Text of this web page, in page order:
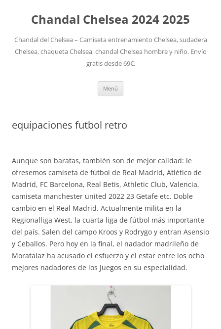
Chandal Chelsea 2024 2025
Chandal del Chelsea – Camiseta entrenamiento Chelsea, sudadera
Chelsea, chaqueta Chelsea, chandal Chelsea hombre y niño. Envío
gratis desde 69€.
Menú
equipaciones futbol retro
Aunque son baratas, también son de mejor calidad: le
ofresemos camiseta de fútbol de Real Madrid, Atlético de
Madrid, FC Barcelona, Real Betis, Athletic Club, Valencia,
camiseta manchester united 2022 23 Getafe etc. Doble
cambio en el Real Madrid. Actualmente milita en la
Regionalliga West, la cuarta liga de fútbol más importante
del país. Salen del campo Kroos y Rodrygo y entran Asensio
y Ceballos. Pero hoy en la final, el nadador madrileño de
Moratalaz ha acusado el esfuerzo y el estar entre los ocho
mejores nadadores de los Juegos en su especialidad.